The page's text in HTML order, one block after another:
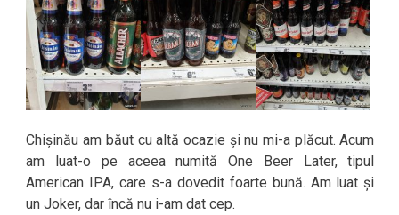
Chișinău am băut cu altă ocazie și nu mi-a plăcut. Acum
am luat-o pe aceea numită One Beer Later, tipul
American IPA, care s-a dovedit foarte bună. Am luat și
un Joker, dar încă nu i-am dat cep.